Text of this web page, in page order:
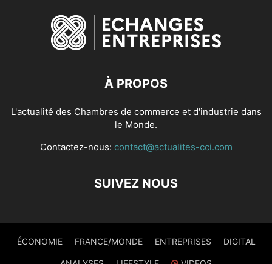
À PROPOS
L'actualité des Chambres de commerce et d'industrie dans
le Monde.
Contactez-nous: contact@actualites-cci.com
SUIVEZ NOUS
ÉCONOMIE FRANCE/MONDE ENTREPRISES DIGITAL